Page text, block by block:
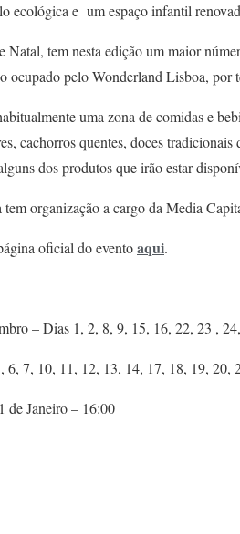
ecológica e um espaço infantil
Natal, tem nesta edição um maior
ocupado pelo Wonderland Lisboa, por
uma zona de comidas e
cachorros quentes, doces
dos produtos que irão estar
organização a cargo da Media
oficial do eventoaqui.
– Dias 1, 2, 8, 9, 15, 16, 22, 23 ,
6, 7, 10, 11, 12, 13, 14, 17, 18, 19, 20,
de Janeiro – 16:00